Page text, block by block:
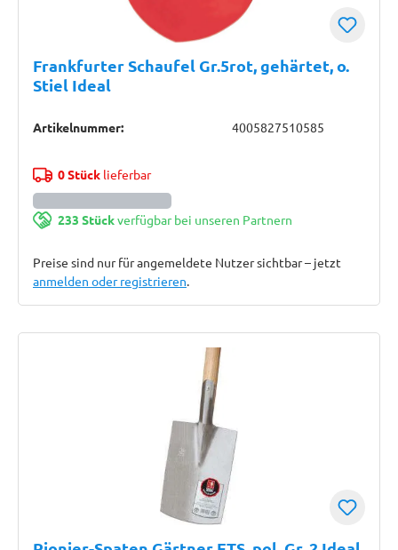
Frankfurter Schaufel Gr.5rot, gehärtet, o.
Stiel Ideal
Artikelnummer: 4005827510585
0 Stücklieferbar
233 Stückverfügbar bei unseren Partnern
Preise sind nur für angemeldete Nutzer sichtbar – jetzt
anmelden oder registrieren.